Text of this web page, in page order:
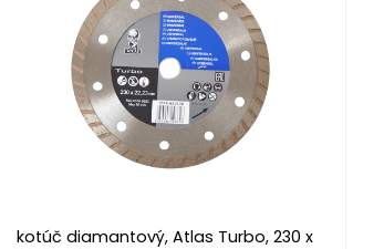
kotúč diamantový, Atlas Turbo, 230 x